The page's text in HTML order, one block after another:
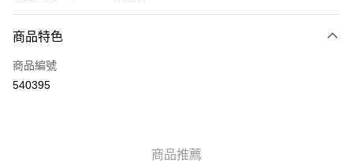
信用卡
Apple Pay
商品特色
商品編號
540395
商品推薦